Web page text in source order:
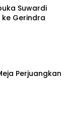
Suwardi
Gerindra
Perjuangkan